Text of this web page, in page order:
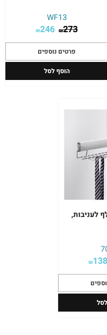
WF13
₪273
₪246
פרטים נוספים
הוסף לסל
לעניבות,
₪ 138